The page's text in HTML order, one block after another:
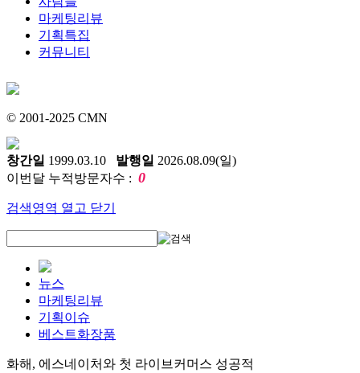
마케팅리뷰
기획특집
커뮤니티
© 2001-2025 CMN
창간일 1999.03.10 발행일 2026.08.09(일)
이번달 누적방문자수 : 0
검색영역 열고 닫기
뉴스
마케팅리뷰
기획이슈
베스트화장품
화해, 에스네이처와 첫 라이브커머스 성공적